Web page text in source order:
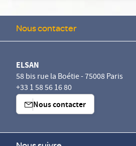
Nous contacter
ELSAN
58 bis rue la Boétie - 75008 Paris
+33 1 58 56 16 80
Nous contacter